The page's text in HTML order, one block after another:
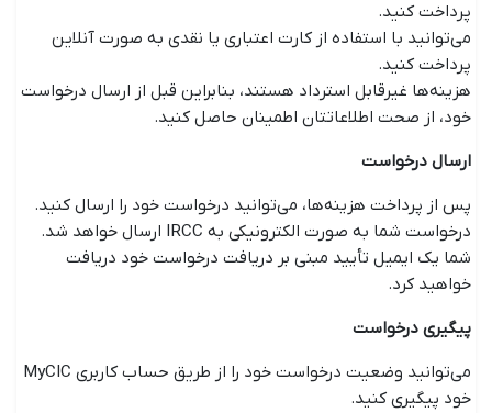
پرداخت کنید.
می‌توانید با استفاده از کارت اعتباری یا نقدی به صورت آنلاین
پرداخت کنید.
هزینه‌ها غیرقابل استرداد هستند، بنابراین قبل از ارسال درخواست
خود، از صحت اطلاعاتتان اطمینان حاصل کنید.
ارسال درخواست
پس از پرداخت هزینه‌ها، می‌توانید درخواست خود را ارسال کنید.
درخواست شما به صورت الکترونیکی به IRCC ارسال خواهد شد.
شما یک ایمیل تأیید مبنی بر دریافت درخواست خود دریافت
خواهید کرد.
پیگیری درخواست
می‌توانید وضعیت درخواست خود را از طریق حساب کاربری MyCIC
خود پیگیری کنید.